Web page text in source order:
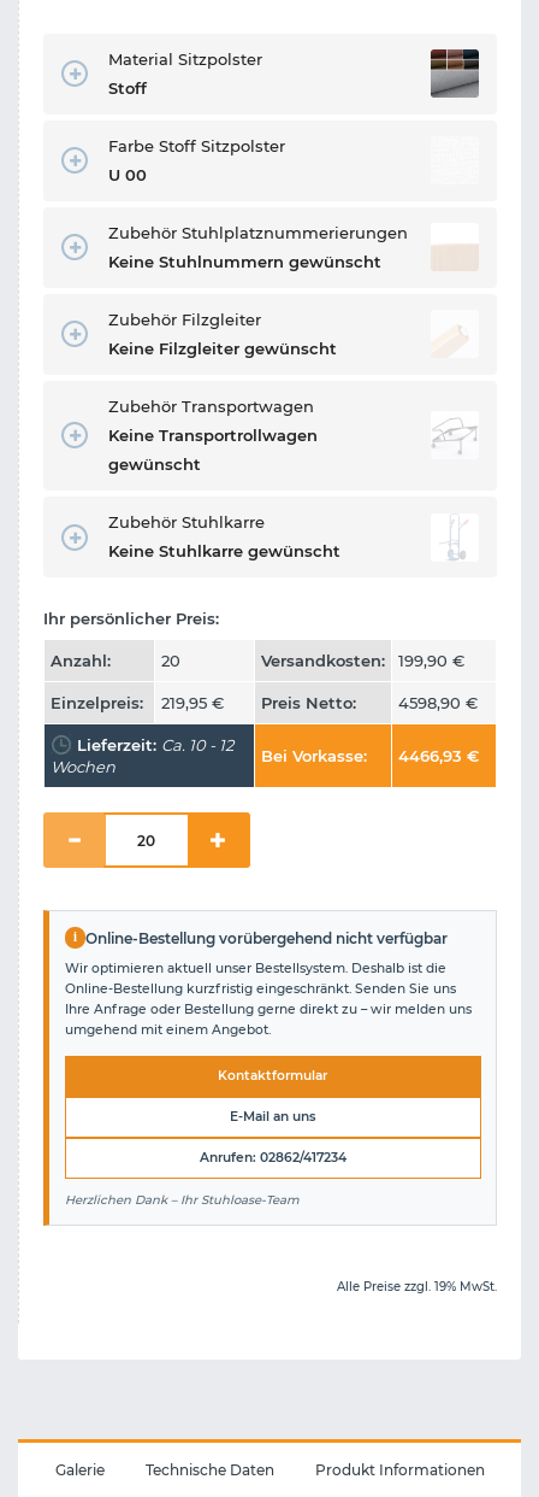
Material Sitzpolster
Stoff
Farbe Stoff Sitzpolster
U 00
Zubehör Stuhlplatznummerierungen
Keine Stuhlnummern gewünscht
Zubehör Filzgleiter
Keine Filzgleiter gewünscht
Zubehör Transportwagen
Keine Transportrollwagen
gewünscht
Zubehör Stuhlkarre
Keine Stuhlkarre gewünscht
Ihr persönlicher Preis:
Anzahl: 20 Versandkosten: 199,90 €
Einzelpreis: 219,95 € Preis Netto: 4598,90 €
Lieferzeit: Ca. 10 - 12
Wochen
Bei Vorkasse: 4466,93 €
i Online-Bestellung vorübergehend nicht verfügbar
Wir optimieren aktuell unser Bestellsystem. Deshalb ist die
Online-Bestellung kurzfristig eingeschränkt. Senden Sie uns
Ihre Anfrage oder Bestellung gerne direkt zu – wir melden uns
umgehend mit einem Angebot.
Kontaktformular
E-Mail an uns
Anrufen: 02862/417234
Herzlichen Dank – Ihr Stuhloase-Team
Alle Preise zzgl. 19% MwSt.
Galerie Technische Daten Produkt Informationen